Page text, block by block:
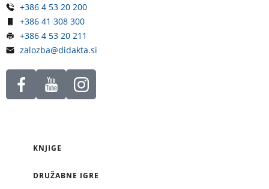
+386 4 53 20 200
+386 41 308 300
+386 4 53 20 211
zalozba@didakta.si
KNJIGE
DRUŽABNE IGRE